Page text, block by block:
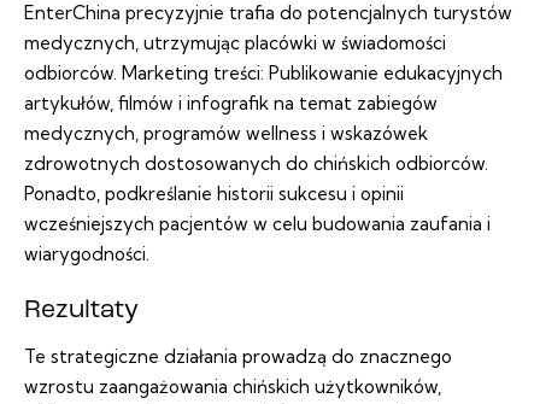
EnterChina precyzyjnie trafia do potencjalnych turystów
medycznych, utrzymując placówki w świadomości
odbiorców. Marketing treści: Publikowanie edukacyjnych
artykułów, filmów i infografik na temat zabiegów
medycznych, programów wellness i wskazówek
zdrowotnych dostosowanych do chińskich odbiorców.
Ponadto, podkreślanie historii sukcesu i opinii
wcześniejszych pacjentów w celu budowania zaufania i
wiarygodności.
Rezultaty
Te strategiczne działania prowadzą do znacznego
wzrostu zaangażowania chińskich użytkowników,